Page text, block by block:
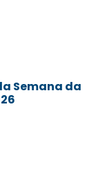
Semana da